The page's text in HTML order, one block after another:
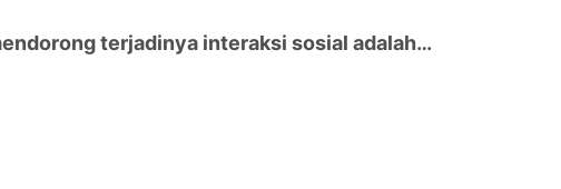
terjadinya interaksi sosial adalah…